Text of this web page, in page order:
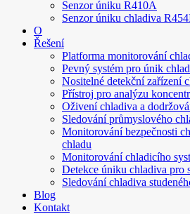
Senzor úniku R410A
Senzor úniku chladiva
O
Řešení
Platforma monitorování
Pevný systém pro únik
Nositelné detekční zařízení
Přístroj pro analýzu
Oživení chladiva a
Sledování průmyslového
Monitorování bezpečnosti
chladu
Monitorování chladicího
Detekce úniku chladiva pro
Sledování chladiva
Blog
Kontakt